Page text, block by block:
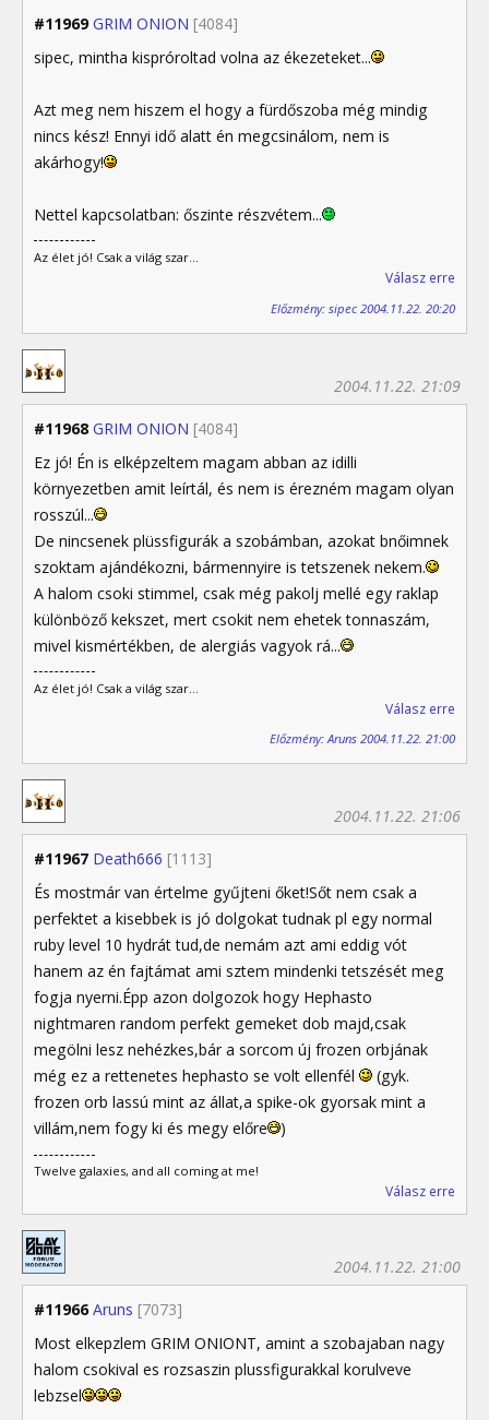
#11969 GRIM ONION [4084]
sipec, mintha kispróroltad volna az ékezeteket...
Azt meg nem hiszem el hogy a fürdőszoba még mindig
nincs kész! Ennyi idő alatt én megcsinálom, nem is
akárhogy!
Nettel kapcsolatban: őszinte részvétem...
Az élet jó! Csak a világ szar...
Válasz erre
Előzmény: sipec 2004.11.22. 20:20
#11968 GRIM ONION [4084]
2004.11.22. 21:09
Ez jó! Én is elképzeltem magam abban az idilli
környezetben amit leírtál, és nem is érezném magam olyan
rosszúl...
De nincsenek plüssfigurák a szobámban, azokat bnőimnek
szoktam ajándékozni, bármennyire is tetszenek nekem.
A halom csoki stimmel, csak még pakolj mellé egy raklap
különböző kekszet, mert csokit nem ehetek tonnaszám,
mivel kismértékben, de alergiás vagyok rá...
Az élet jó! Csak a világ szar...
Válasz erre
Előzmény: Aruns 2004.11.22. 21:00
#11967 Death666 [1113]
2004.11.22. 21:06
És mostmár van értelme gyűjteni őket!Sőt nem csak a
perfektet a kisebbek is jó dolgokat tudnak pl egy normal
ruby level 10 hydrát tud,de nemám azt ami eddig vót
hanem az én fajtámat ami sztem mindenki tetszését meg
fogja nyerni.Épp azon dolgozok hogy Hephasto
nightmaren random perfekt gemeket dob majd,csak
megölni lesz nehézkes,bár a sorcom új frozen orbjának
még ez a rettenetes hephasto se volt ellenfél
(gyk.
frozen orb lassú mint az állat,a spike-ok gyorsak mint a
villám,nem fogy ki és megy előre
)
Twelve galaxies, and all coming at me!
Válasz erre
#11966 Aruns [7073]
2004.11.22. 21:00
Most elkepzlem GRIM ONIONT, amint a szobajaban nagy
halom csokival es rozsaszin plussfigurakkal korulveve
lebzsel